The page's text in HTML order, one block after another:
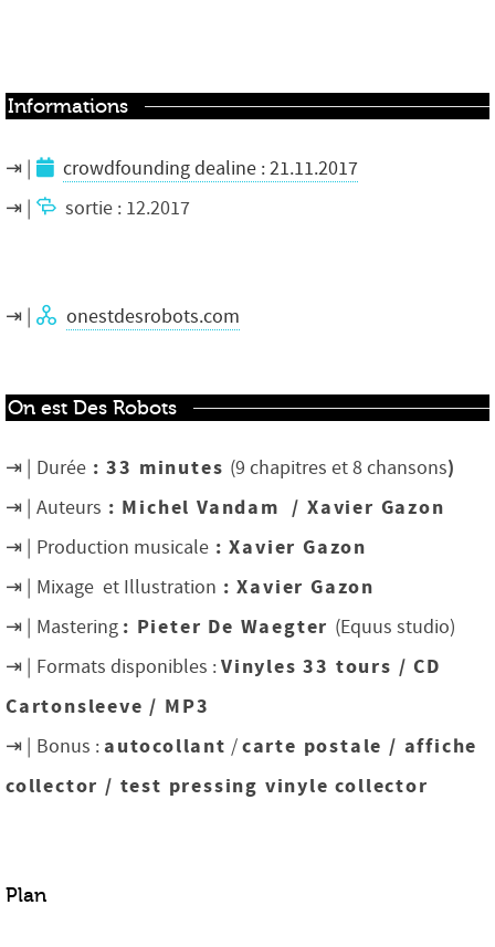
Informations
crowdfounding dealine : 21.11.2017
sortie : 12.2017
onestdesrobots.com
On est Des Robots
Durée : 33 minutes (9 chapitres et 8 chansons)
Auteurs : Michel Vandam / Xavier Gazon
Production musicale : Xavier Gazon
Mixage et Illustration : Xavier Gazon
Mastering : Pieter De Waegter (Equus studio)
Formats disponibles :Vinyles 33 tours / CD
Cartonsleeve / MP3
Bonus : autocollant /carte postale / affiche
collector / test pressing vinyle collector
Plan